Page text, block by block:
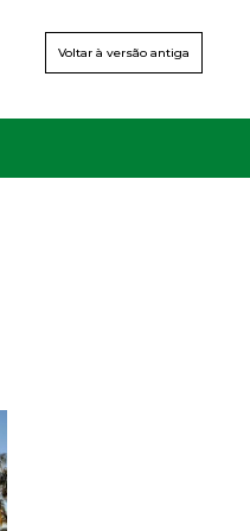
Voltar à versão antiga